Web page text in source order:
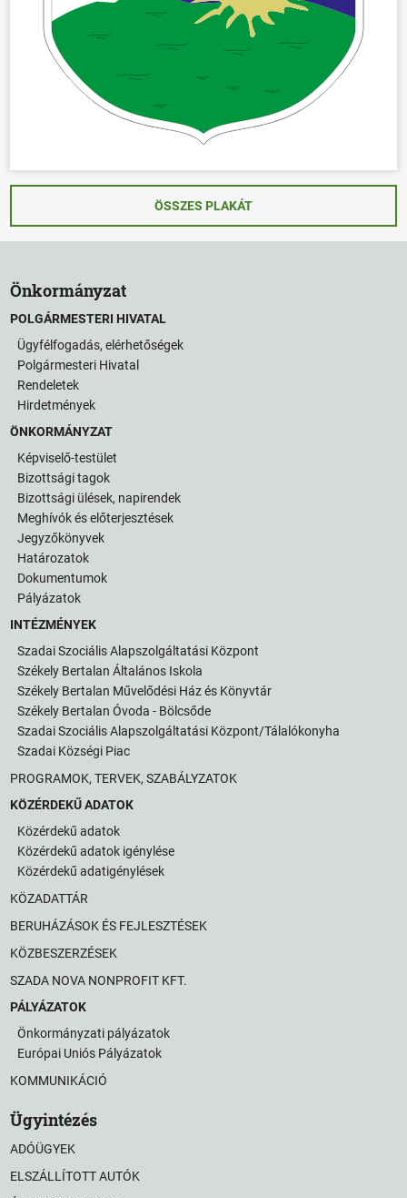
ÖSSZES PLAKÁT
Önkormányzat
POLGÁRMESTERI HIVATAL
Ügyfélfogadás, elérhetőségek
Polgármesteri Hivatal
Rendeletek
Hirdetmények
ÖNKORMÁNYZAT
Képviselő-testület
Bizottsági tagok
Bizottsági ülések, napirendek
Meghívók és előterjesztések
Jegyzőkönyvek
Határozatok
Dokumentumok
Pályázatok
INTÉZMÉNYEK
Szadai Szociális Alapszolgáltatási Központ
Székely Bertalan Általános Iskola
Székely Bertalan Művelődési Ház és Könyvtár
Székely Bertalan Óvoda - Bölcsőde
Szadai Szociális Alapszolgáltatási Központ/Tálalókonyha
Szadai Községi Piac
PROGRAMOK, TERVEK, SZABÁLYZATOK
KÖZÉRDEKŰ ADATOK
Közérdekű adatok
Közérdekű adatok igénylése
Közérdekű adatigénylések
KÖZADATTÁR
BERUHÁZÁSOK ÉS FEJLESZTÉSEK
KÖZBESZERZÉSEK
SZADA NOVA NONPROFIT KFT.
PÁLYÁZATOK
Önkormányzati pályázatok
Európai Uniós Pályázatok
KOMMUNIKÁCIÓ
Ügyintézés
ADÓÜGYEK
ELSZÁLLÍTOTT AUTÓK